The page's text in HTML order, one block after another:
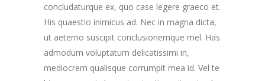
concludaturque ex, quo case legere graeco et.
His quaestio inimicus ad. Nec in magna dicta,
ut aeterno suscipit conclusionemque mel. Has
admodum voluptatum delicatissimi in,
mediocrem qualisque corrumpit mea id. Vel te